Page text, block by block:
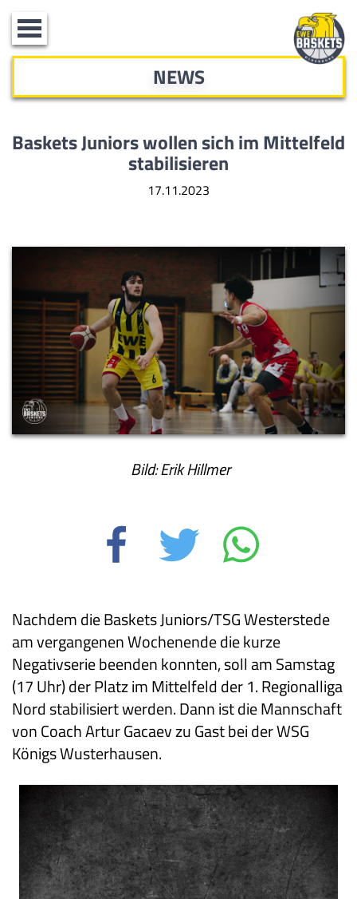
Toggle
navigation
NEWS
Baskets Juniors wollen sich im Mittelfeld
stabilisieren
17.11.2023
Bild: Erik Hillmer
Nachdem die Baskets Juniors/TSG Westerstede
am vergangenen Wochenende die kurze
Negativserie beenden konnten, soll am Samstag
(17 Uhr) der Platz im Mittelfeld der 1. Regionalliga
Nord stabilisiert werden. Dann ist die Mannschaft
von Coach Artur Gacaev zu Gast bei der WSG
Königs Wusterhausen.